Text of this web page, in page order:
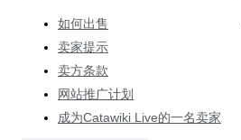
如何出售
卖家提示
卖方条款
网站推广计划
成为Catawiki Live的一名卖家